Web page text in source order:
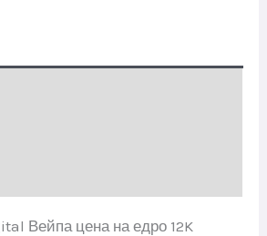
Вейпа цена на едро 12K